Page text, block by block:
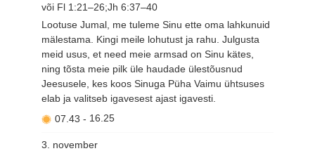
või Fl 1:21–26;Jh 6:37–40
Lootuse Jumal, me tuleme Sinu ette oma lahkunuid
mälestama. Kingi meile lohutust ja rahu. Julgusta
meid usus, et need meie armsad on Sinu kätes,
ning tõsta meie pilk üle haudade ülestõusnud
Jeesusele, kes koos Sinuga Püha Vaimu ühtsuses
elab ja valitseb igavesest ajast igavesti.
07.43 - 16.25
3. november